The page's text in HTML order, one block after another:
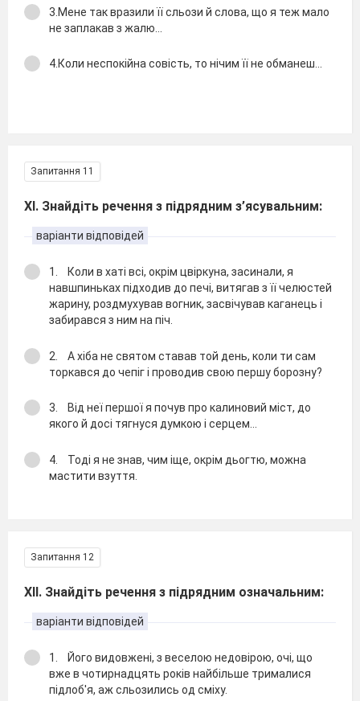
3.Мене так вразили її сльози й слова, що я теж мало
не заплакав з жалю...
4.Коли неспокiйна совiсть, то нiчим її не обманеш...
Запитання 11
XІ. Знайдіть речення з підрядним з’ясувальним:
варіанти відповідей
1. Коли в хатi всi, окрiм цвiркуна, засинали, я
навшпиньках пiдходив до печi, витягав з її челюстей
жарину, роздмухував вогник, засвiчував каганець i
забирався з ним на пiч.
2. А хiба не святом ставав той день, коли ти сам
торкався до чепiг i проводив свою першу борозну?
3. Вiд неї першої я почув про калиновий мiст, до
якого й досi тягнуся думкою i серцем...
4. Тодi я не знав, чим iще, окрiм дьогтю, можна
мастити взуття.
Запитання 12
XІІ. Знайдіть речення з підрядним означальним:
варіанти відповідей
1. Його видовженi, з веселою недовiрою, очi, що
вже в чотирнадцять рокiв найбiльше трималися
пiдлоб'я, аж сльозились од смiху.